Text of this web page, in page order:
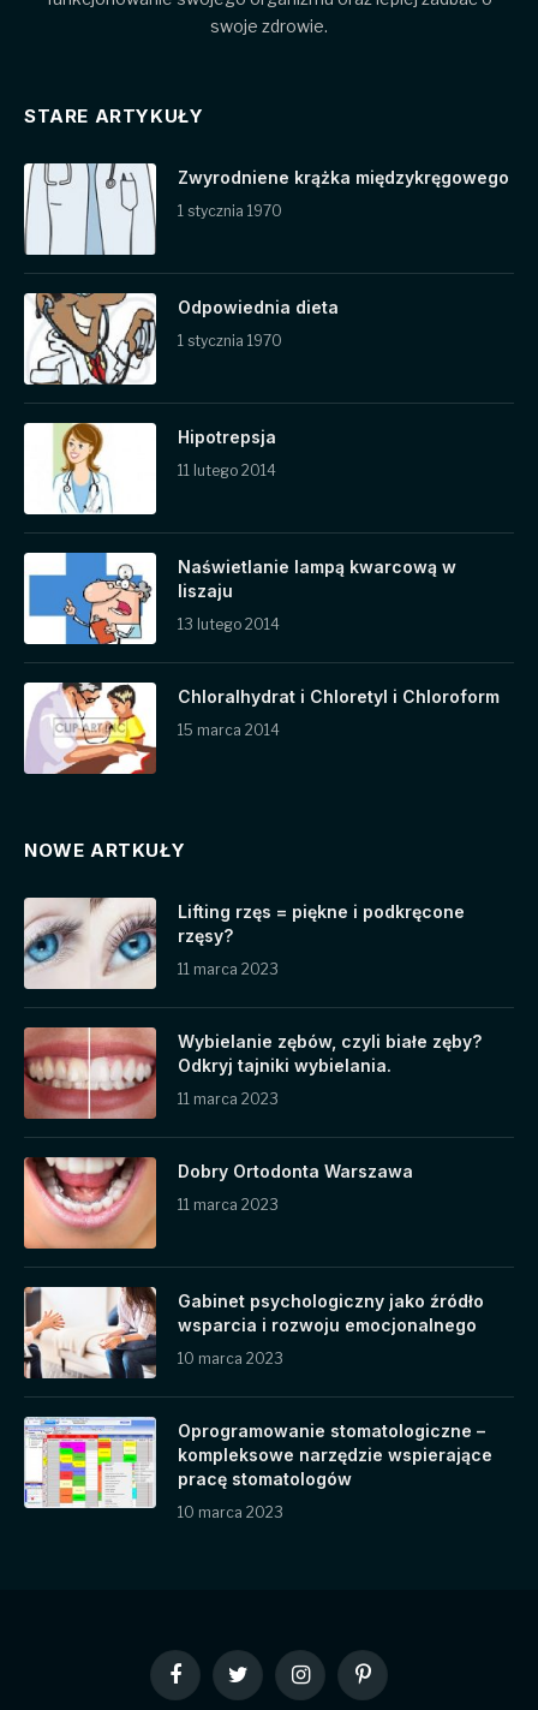
swoje zdrowie.
STARE ARTYKUŁY
Zwyrodniene krążka międzykręgowego
1 stycznia 1970
Odpowiednia dieta
1 stycznia 1970
Hipotrepsja
11 lutego 2014
Naświetlanie lampą kwarcową w
liszaju
13 lutego 2014
Chloralhydrat i Chloretyl i Chloroform
15 marca 2014
NOWE ARTKUŁY
Lifting rzęs = piękne i podkręcone
rzęsy?
11 marca 2023
Wybielanie zębów, czyli białe zęby?
Odkryj tajniki wybielania.
11 marca 2023
Dobry Ortodonta Warszawa
11 marca 2023
Gabinet psychologiczny jako źródło
wsparcia i rozwoju emocjonalnego
10 marca 2023
Oprogramowanie stomatologiczne –
kompleksowe narzędzie wspierające
pracę stomatologów
10 marca 2023
FacebookTwitter InstagramPinterest